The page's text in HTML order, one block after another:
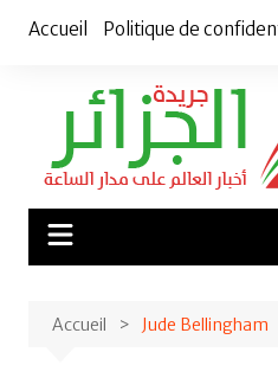
Accueil Politique de
Accueil Jude Bellingham